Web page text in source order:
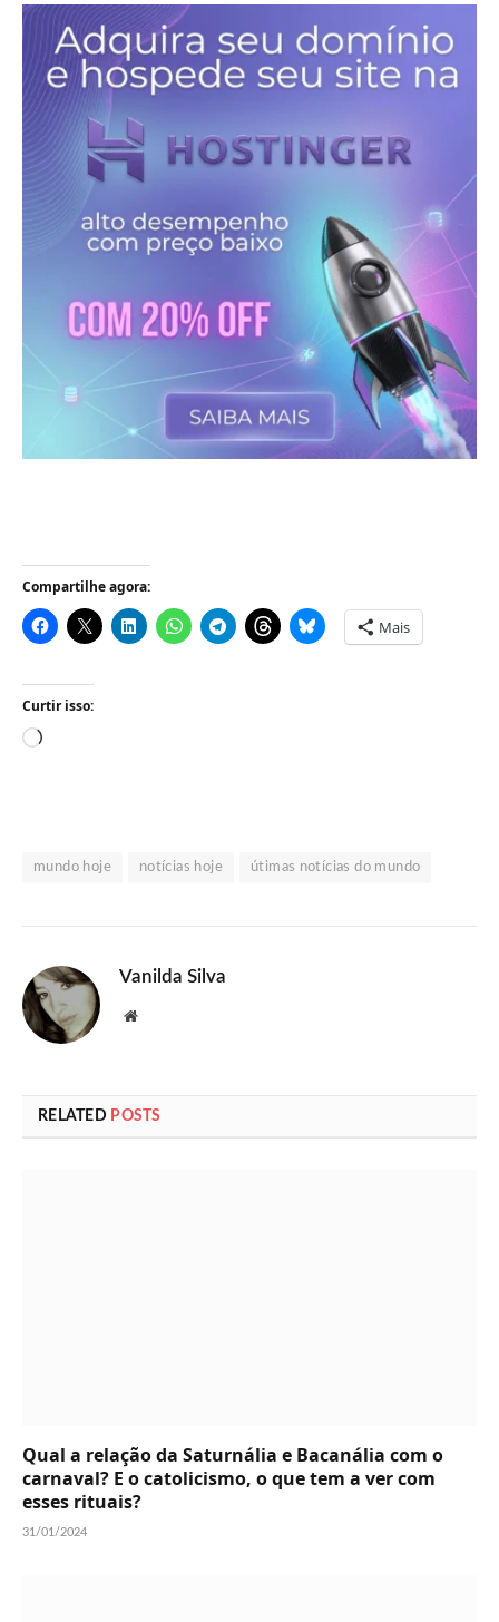
Compartilhe agora:
Mais
Curtir isso:
Carregando...
mundo hoje notícias hoje útimas notícias do mundo
Vanilda Silva
Website
RELATED POSTS
Qual a relação da Saturnália e Bacanália com o
carnaval? E o catolicismo, o que tem a ver com
esses rituais?
31/01/2024